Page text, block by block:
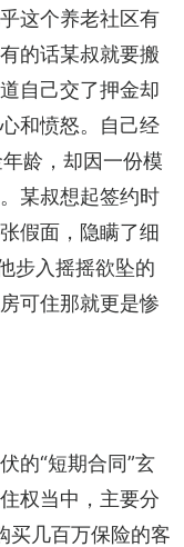
这个养老社区有
的话某叔就要搬
自己交了押金却
和愤怒。自己经
龄，却因一份模
某叔想起签约时
假面，隐瞒了细
步入摇摇欲坠的
可住那就更是惨
的“短期合同”玄
权当中，主要分
买几百万保险的客